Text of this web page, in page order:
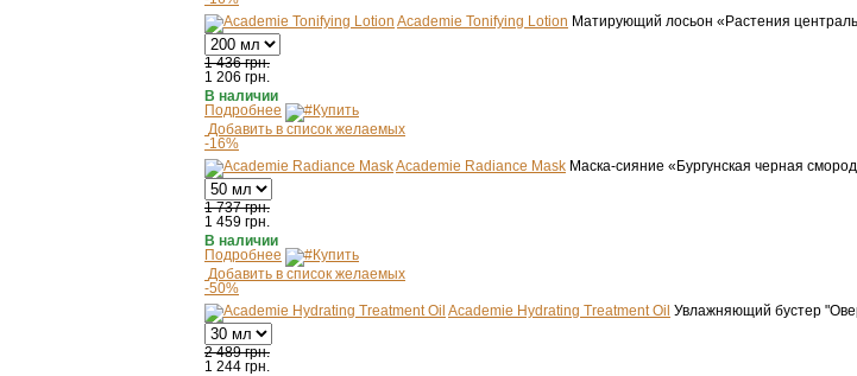
Academie Tonifying Lotion Матирующий лосьон «Растения
1 436 грн.
1 206 грн.
В наличии
Подробнее
Купить
Добавить в список желаемых
-16%
Academie Radiance Mask Маска-сияние «Бургунская черная
1 737 грн.
1 459 грн.
В наличии
Подробнее
Купить
Добавить в список желаемых
-50%
Academie Hydrating Treatment Oil Увлажняющий бустер
2 489 грн.
1 244 грн.